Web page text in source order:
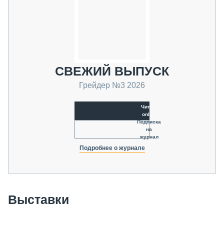
СВЕЖИЙ ВЫПУСК
Грейдер №3 2026
Читать
online
Подписка
на
журнал
Подробнее о журнале
Выставки